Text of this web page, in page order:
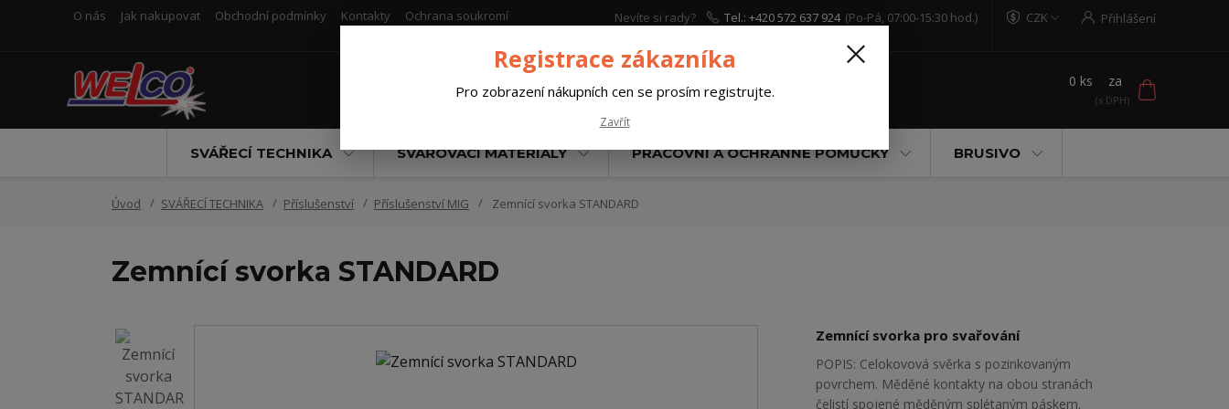
O nás Jak nakupovat Obchodní podmínky Kontakty Ochrana soukromí CZK Přihlášení
Nevíte si rady?
Tel.: +420 572 637 924 (Po-Pá, 07:00-15:30 hod.)
0 ks za
SVÁŘECÍ TECHNIKA SVAŘOVACÍ MATERIÁLY PRACOVNÍ A OCHRANNÉ POMŮCKY BRUSIVO
Úvod SVÁŘECÍ TECHNIKA Příslušenství Příslušenství MIG Zemnící svorka STANDARD
Zemnící svorka STANDARD
Zemnící svorka pro svařování
POPIS: Celokovová svěrka s pozinkovaným
povrchem. Měděné kontakty na obou stranách
čelistí spojené měděným splétaným páskem.
Registrace zákazníka
Pro zobrazení nákupních cen se prosím registrujte.
Zavřít